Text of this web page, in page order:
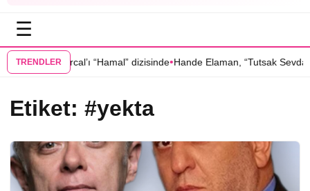
☰
TRENDLER
Kaynarcal’ı “Hamal” dizisinde•Hande Elaman, “Tutsak
Etiket: #yekta